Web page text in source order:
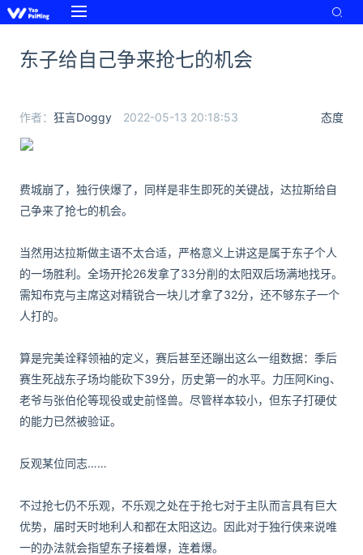
东子给自己争来抢七的机会
态度
作者： 狂言Doggy 2022-05-13 20:18:53
费城崩了，独行侠爆了，同样是非生即死的关键战，达拉斯给自
己争来了抢七的机会。
当然用达拉斯做主语不太合适，严格意义上讲这是属于东子个人
的一场胜利。全场开抡26发拿了33分削的太阳双后场满地找牙。
需知布克与主席这对精锐合一块儿才拿了32分，还不够东子一个
人打的。
算是完美诠释领袖的定义，赛后甚至还蹦出这么一组数据：季后
赛生死战东子场均能砍下39分，历史第一的水平。力压阿King、
老爷与张伯伦等现役或史前怪兽。尽管样本较小，但东子打硬仗
的能力已然被验证。
反观某位同志……
不过抢七仍不乐观，不乐观之处在于抢七对于主队而言具有巨大
优势，届时天时地利人和都在太阳这边。因此对于独行侠来说唯
一的办法就会指望东子接着爆，连着爆。